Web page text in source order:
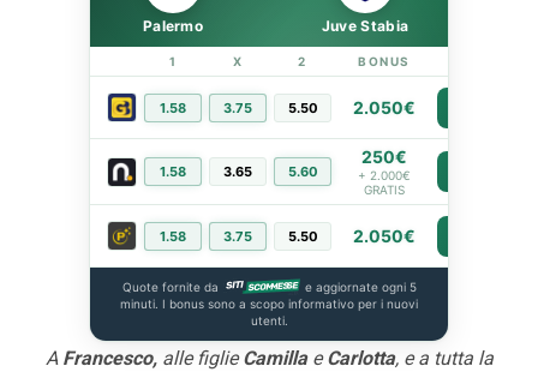
Palermo Juve Stabia
1 X 2 BONUS
1.58 3.75 5.50 2.050€
1.58 3.65 5.60
250€
+ 2.000€
GRATIS
1.58 3.75 5.50 2.050€
Quote fornite da
e aggiornate ogni 5
minuti. I bonus sono a scopo informativo per i nuovi
utenti.
A Francesco,alle figlieCamillaeCarlotta, e a tutta la